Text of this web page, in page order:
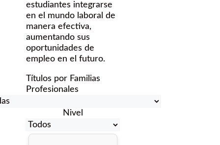
estudiantes integrarse
en el mundo laboral de
manera efectiva,
aumentando sus
oportunidades de
empleo en el futuro.
Títulos por Familias
Profesionales
Nivel